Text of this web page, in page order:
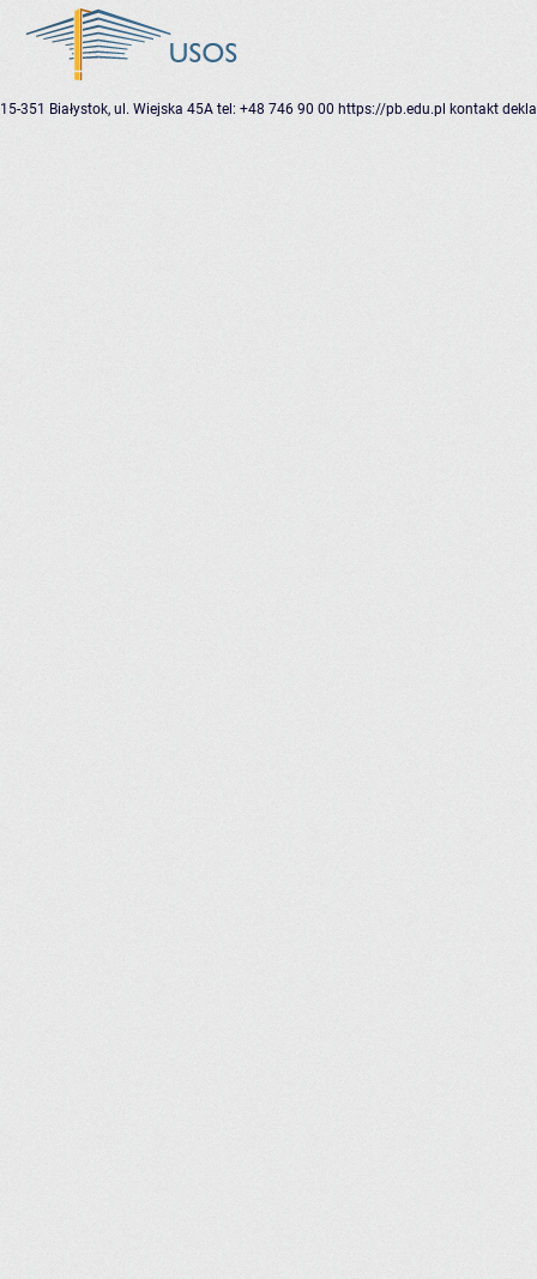
15-351 Białystok, ul. Wiejska 45A tel: +48 746 90 00 https://pb.edu.pl kontakt